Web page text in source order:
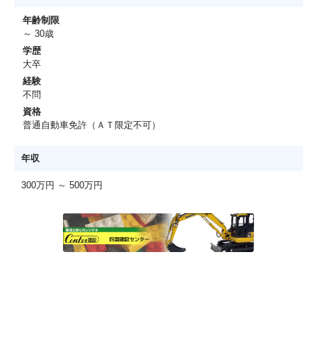
年齢制限
～ 30歳
学歴
大卒
経験
不問
資格
普通自動車免許（ＡＴ限定不可）
年収
300万円 ～ 500万円